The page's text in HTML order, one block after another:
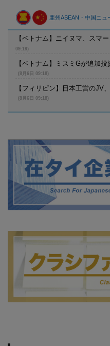
亜州ASEAN・中国ニュ
【ベトナム】ニイヌマ、スマ
09:19)
【ベトナム】ミスミGが追加
(8月6日 09:18)
【フィリピン】日本工営のJV
(8月6日 09:18)